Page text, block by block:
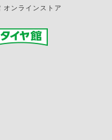
オンラインストア